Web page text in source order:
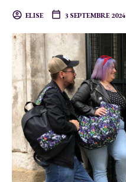
ELISE 3 SEPTEMBRE 2024